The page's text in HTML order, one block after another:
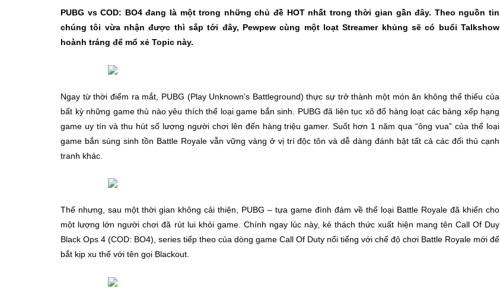
PUBG vs COD: BO4 đang là một trong những chủ đề HOT nhất trong thời gian gần đây. Theo nguồn tin
chúng tôi vừa nhận được thì sắp tới đây, Pewpew cùng một loạt Streamer khủng sẽ có buổi Talkshow
hoành tráng để mổ xẻ Topic này.
Ngay từ thời điểm ra mắt, PUBG (Play Unknown’s Battleground) thực sự trở thành một món ăn không thể thiếu của
bất kỳ những game thủ nào yêu thích thể loại game bắn sinh. PUBG đã liên tục xô đổ hàng loạt các bảng xếp hạng
game uy tín và thu hút số lượng người chơi lên đến hàng triệu gamer. Suốt hơn 1 năm qua “ông vua” của thể loại
game bắn súng sinh tồn Battle Royale vẫn vững vàng ở vị trí độc tôn và dễ dàng đánh bật tất cả các đối thủ cạnh
tranh khác.
Thế nhưng, sau một thời gian không cải thiện, PUBG – tựa game đình đám về thể loại Battle Royale đã khiến cho
một lượng lớn người chơi đã rút lui khỏi game. Chính ngay lúc này, kẻ thách thức xuất hiện mang tên Call Of Duy
Black Ops 4 (COD: BO4), series tiếp theo của dòng game Call Of Duty nổi tiếng với chế độ chơi Battle Royale mới để
bắt kịp xu thế với tên gọi Blackout.